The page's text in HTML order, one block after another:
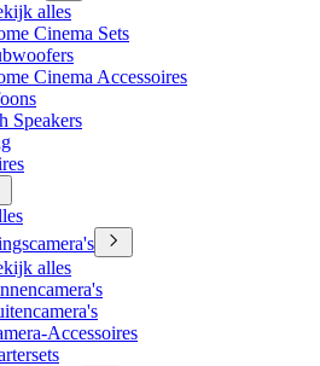
alles
Cinema Sets
Cinema Accessoires
Speakers
alles
Accessoires